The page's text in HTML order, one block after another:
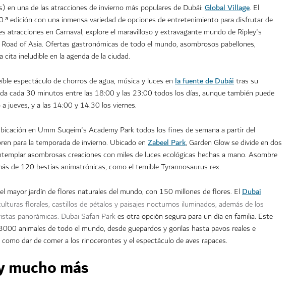
una de las atracciones de invierno más populares de Dubái: Global Village. El
edición con una inmensa variedad de opciones de entretenimiento para disfrutar de
atracciones en Carnaval, explore el maravilloso y extravagante mundo de Ripley's
of Asia. Ofertas gastronómicas de todo el mundo, asombrosos pabellones,
ineludible en la agenda de la ciudad.
espectáculo de chorros de agua, música y luces en la fuente de Dubáitras su
cada 30 minutos entre las 18:00 y las 23:00 todos los días, aunque también puede
jueves, y a las 14:00 y 14.30 los viernes.
en Umm Suqeim's Academy Parktodos los fines de semana a partir del
para la temporada de invierno. Ubicado en Zabeel Park, Garden Glow se divide en dos
asombrosas creaciones con miles de luces ecológicas hechas a mano. Asombre
de 120 bestias animatrónicas, como el temible Tyrannosaurus rex.
mayor jardín de flores naturales del mundo, con 150 millones de flores. ElDubai
florales, castillos de pétalos y paisajes nocturnos iluminados, además de los
panorámicas. Dubai Safari Parkes otra opción segura para un día en familia. Este
animales de todo el mundo, desde guepardos y gorilas hasta pavos reales e
dar de comer a los rinocerontes y el espectáculo de aves rapaces.
mucho más